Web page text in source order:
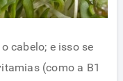
cabelo; e isso se
(como a B1